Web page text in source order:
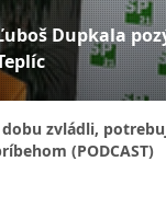
Dupkala
zvládli,
(PODCAST)